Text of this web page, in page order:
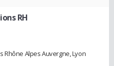
RH
Rhône Alpes Auvergne, Lyon